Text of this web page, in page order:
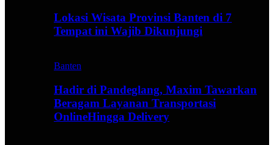
Lokasi Wisata Provinsi Banten di 7
Tempat ini Wajib Dikunjungi
Banten
Hadir di Pandeglang, Maxim Tawarkan
Beragam Layanan Transportasi
OnlineHingga Delivery